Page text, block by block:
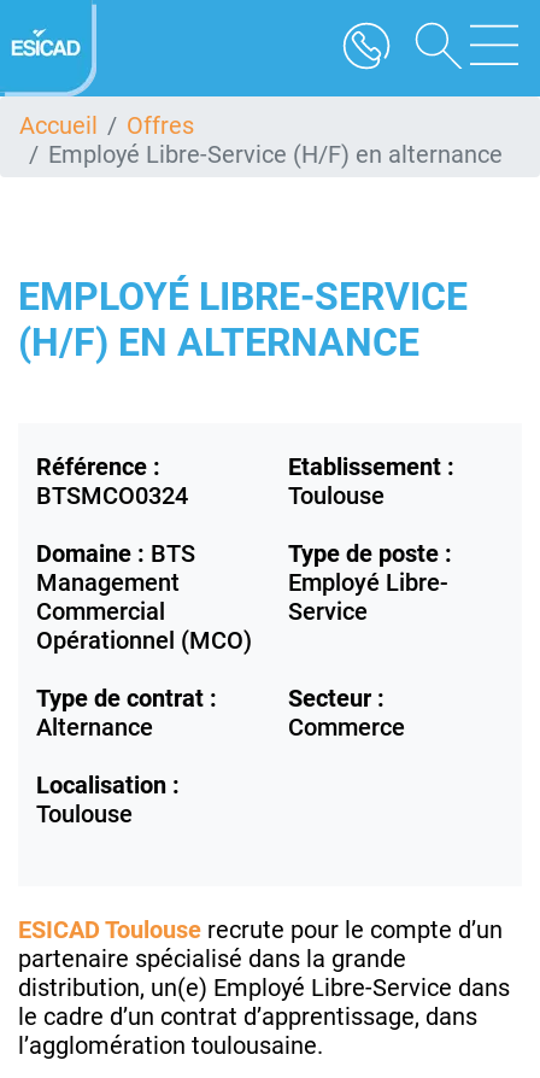
au
contenu
Accueil
Offres
Employé Libre-Service (H/F) en alternance
EMPLOYÉ LIBRE-SERVICE
(H/F) EN ALTERNANCE
Référence :
BTSMCO0324
Etablissement :
Toulouse
Domaine : BTS
Management
Commercial
Opérationnel (MCO)
Type de poste :
Employé Libre-
Service
Type de contrat :
Alternance
Secteur :
Commerce
Localisation :
Toulouse
ESICAD Toulouse recrute pour le compte d’un
partenaire spécialisé dans la grande
distribution, un(e) Employé Libre-Service dans
le cadre d’un contrat d’apprentissage, dans
l’agglomération toulousaine.